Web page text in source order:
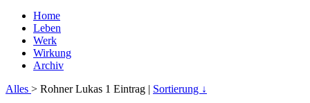
Home
Leben
Werk
Wirkung
Archiv
Alles > Rohner Lukas 1 Eintrag | Sortierung ↓